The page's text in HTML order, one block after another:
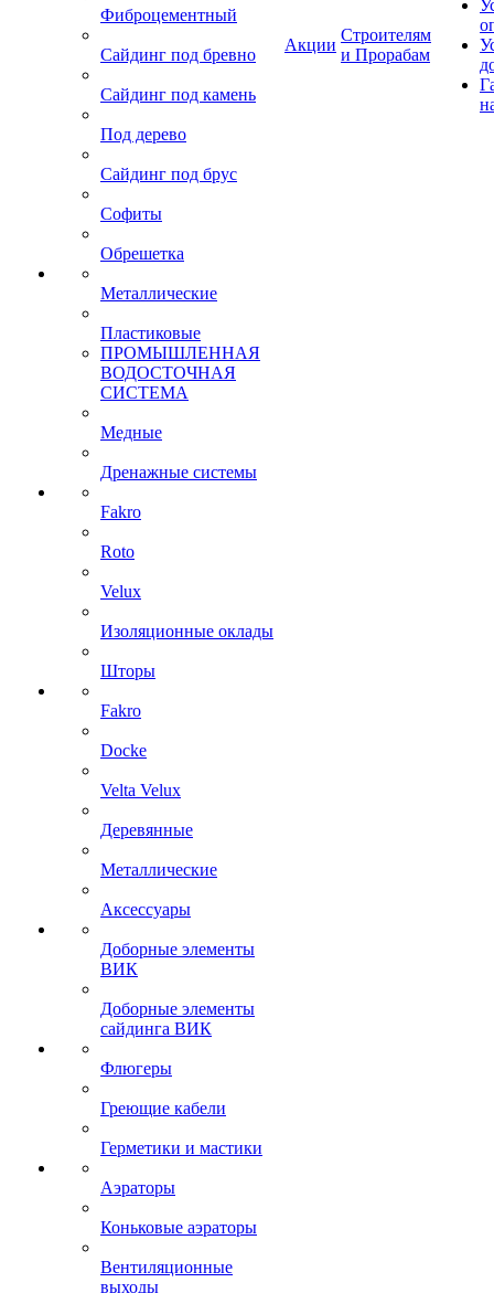
Фиброцементный
Сайдинг под бревно
Сайдинг под камень
Под дерево
Сайдинг под брус
Софиты
Обрешетка
Металлические
Пластиковые
ПРОМЫШЛЕННАЯ
ВОДОСТОЧНАЯ
СИСТЕМА
Медные
Дренажные системы
Fakro
Roto
Velux
Изоляционные оклады
Шторы
Fakro
Docke
Velta Velux
Деревянные
Металлические
Аксессуары
Доборные элементы
ВИК
Доборные элементы
сайдинга ВИК
Флюгеры
Греющие кабели
Герметики и мастики
Аэраторы
Коньковые аэраторы
Вентиляционные
выходы
Акции
Строителям
и Прорабам